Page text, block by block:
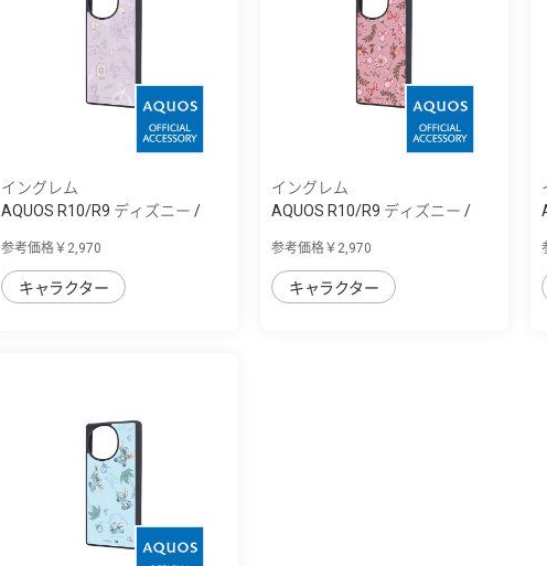
イングレム
AQUOS R10/R9 ディズニー /
参考価格￥2,970
キャラクター
イングレム
AQUOS R10/R9 ディズニー /
参考価格￥2,970
キャラクター